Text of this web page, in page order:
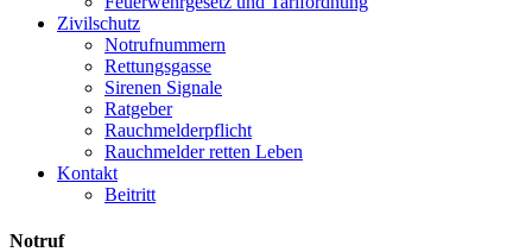
Zivilschutz
Notrufnummern
Rettungsgasse
Sirenen Signale
Ratgeber
Rauchmelderpflicht
Rauchmelder retten Leben
Kontakt
Beitritt
Notruf